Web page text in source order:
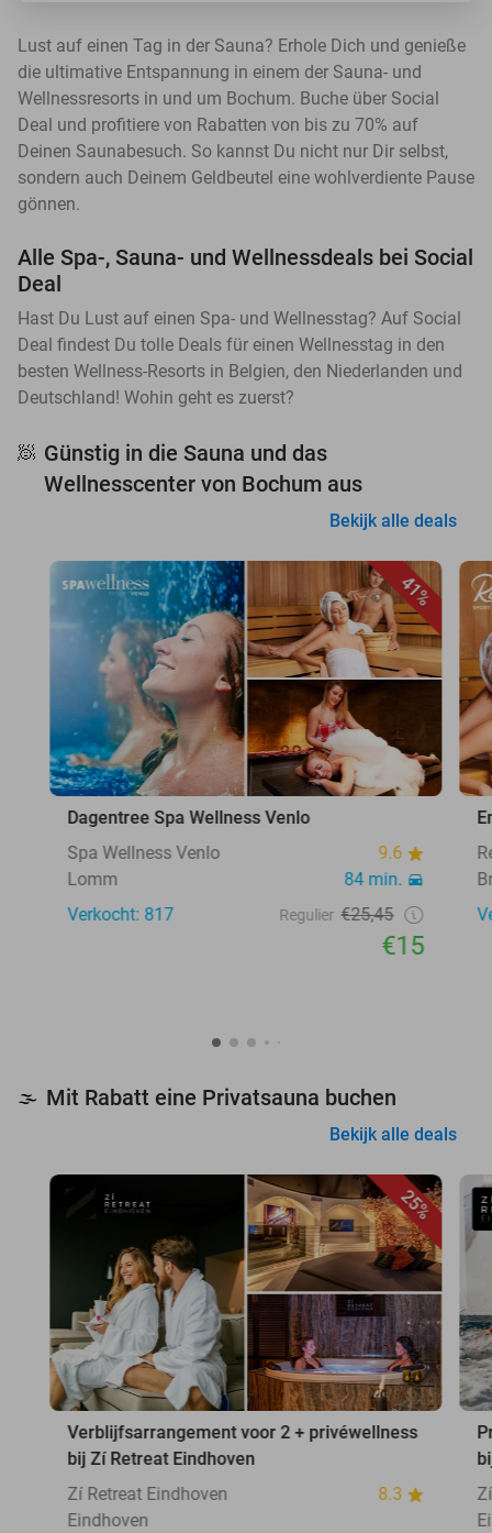
Lust auf einen Tag in der Sauna? Erhole Dich und genieße
die ultimative Entspannung in einem der Sauna- und
Wellnessresorts in und um Bochum. Buche über Social
Deal und profitiere von Rabatten von bis zu 70% auf
Deinen Saunabesuch. So kannst Du nicht nur Dir selbst,
sondern auch Deinem Geldbeutel eine wohlverdiente Pause
gönnen.
Alle Spa-, Sauna- und Wellnessdeals bei Social
Deal
Hast Du Lust auf einen Spa- und Wellnesstag? Auf Social
Deal findest Du tolle Deals für einen Wellnesstag in den
besten Wellness-Resorts in Belgien, den Niederlanden und
Deutschland! Wohin geht es zuerst?
🧖 Günstig in die Sauna und das
Wellnesscenter von Bochum aus
Bekijk alle deals
41%
Dagentree Spa Wellness Venlo
Spa Wellness Venlo
9.6
Lomm
84 min.
Verkocht: 817
Regulier €25,45
€15
🌫️ Mit Rabatt eine Privatsauna buchen
Bekijk alle deals
25%
Verblijfsarrangement voor 2 + privéwellness
bij Zí Retreat Eindhoven
Zí Retreat Eindhoven
8.3
Eindhoven